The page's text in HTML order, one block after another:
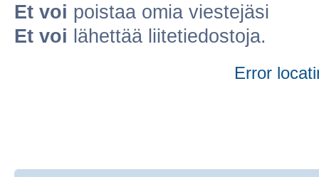
Et voi poistaa omia viestejäsi
Et voi lähettää liitetiedostoja.
Error